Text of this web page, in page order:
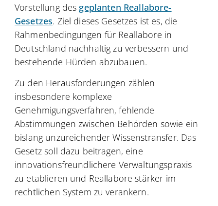
Vorstellung des geplanten Reallabore-
Gesetzes. Ziel dieses Gesetzes ist es, die
Rahmenbedingungen für Reallabore in
Deutschland nachhaltig zu verbessern und
bestehende Hürden abzubauen.
Zu den Herausforderungen zählen
insbesondere komplexe
Genehmigungsverfahren, fehlende
Abstimmungen zwischen Behörden sowie ein
bislang unzureichender Wissenstransfer. Das
Gesetz soll dazu beitragen, eine
innovationsfreundlichere Verwaltungspraxis
zu etablieren und Reallabore stärker im
rechtlichen System zu verankern.